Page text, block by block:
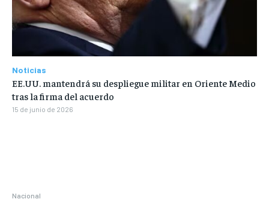
Nacional
Noticias
EE.UU. mantendrá su despliegue militar en Oriente Medio
tras la firma del acuerdo
15 de junio de 2026